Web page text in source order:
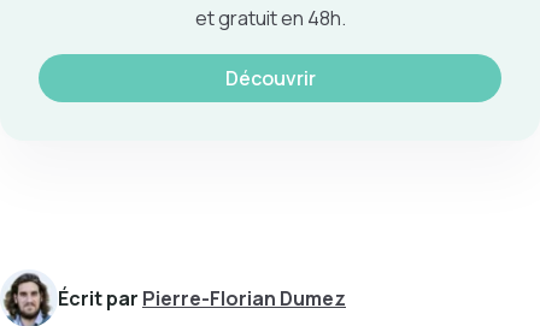
et gratuit en 48h.
Découvrir
Écrit par Pierre-Florian Dumez